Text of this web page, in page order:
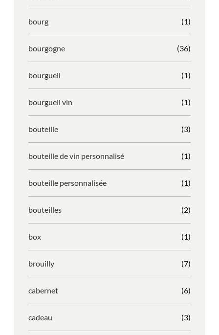
bourg (1)
bourgogne (36)
bourgueil (1)
bourgueil vin (1)
bouteille (3)
bouteille de vin personnalisé (1)
bouteille personnalisée (1)
bouteilles (2)
box (1)
brouilly (7)
cabernet (6)
cadeau (3)